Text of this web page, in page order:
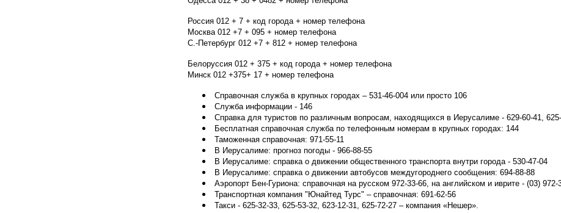
Россия 012 + 7 + код города + номер телефона
Москва 012 +7 + 095 + номер телефона
С.-Петербург 012 +7 + 812 + номер телефона
Белоруссия 012 + 375 + код города + номер телефона
Минск 012 +375+ 17 + номер телефона
Справочная служба в крупных городах – 531-46-004 или просто 106
Служба информации - 146
Справка для туристов по различным вопросам, находящихся в Иерусалиме - 629-60-41,
Бесплатная справочная служба по телефонным номерам в крупных городах: 144
Таможенная справочная: 971-55-11
В Иерусалиме: прогноз погоды - 966-88-55
В Иерусалиме: cправка о движении общественного транспорта внутри города - 530-47-04
В Иерусалиме: cправка о движении автобусов междугороднего сообщения: 694-88-88
Аэропорт Бен-Гуриона: справочная на русском 972-33-66, на английском и иврите - (03) 972-
Транспортная компания "Юнайтед Typс" – справочная: 691-62-56
Такси - 625-32-33, 625-53-32, 623-12-31, 625-72-27 – компания «Нешер».